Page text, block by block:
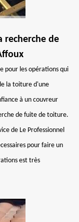
recherche de
pour les opérations qui
la toiture d'une
à un couvreur
de fuite de toiture.
de Le Professionnel
pour faire un
est très